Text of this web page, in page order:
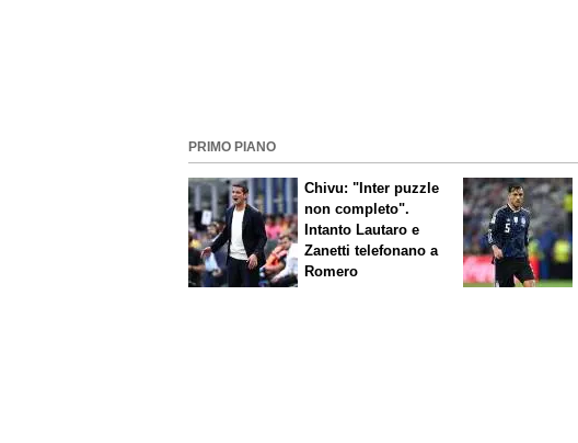
PRIMO PIANO
Chivu: "Inter puzzle
non completo".
Intanto Lautaro e
Zanetti telefonano a
Romero